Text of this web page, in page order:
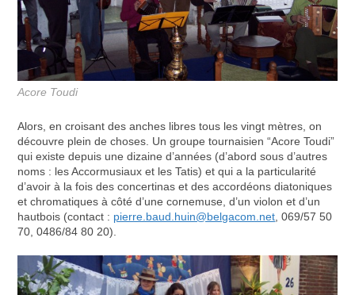
Acore Toudi
Alors, en croisant des anches libres tous les vingt mètres, on
découvre plein de choses. Un groupe tournaisien “Acore Toudi”
qui existe depuis une dizaine d’années (d’abord sous d’autres
noms : les Accormusiaux et les Tatis) et qui a la particularité
d’avoir à la fois des concertinas et des accordéons diatoniques
et chromatiques à côté d’une cornemuse, d’un violon et d’un
hautbois (contact : pierre.baud.huin@belgacom.net , 069/57 50
70, 0486/84 80 20).